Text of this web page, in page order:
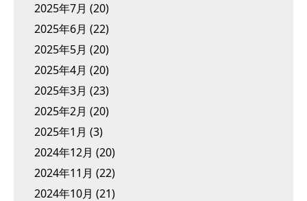
2025年7月 (20)
2025年6月 (22)
2025年5月 (20)
2025年4月 (20)
2025年3月 (23)
2025年2月 (20)
2025年1月 (3)
2024年12月 (20)
2024年11月 (22)
2024年10月 (21)